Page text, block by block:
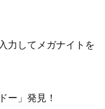
力してメガナイトを
ー」発見！